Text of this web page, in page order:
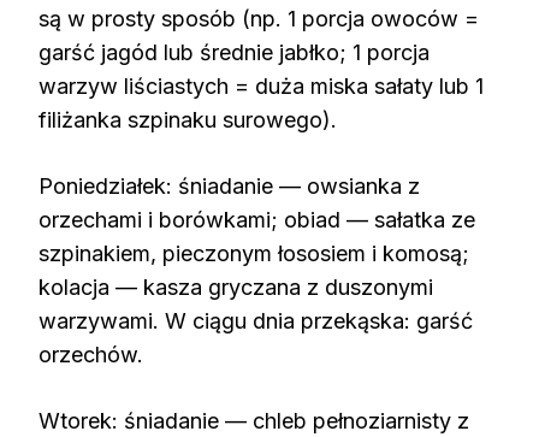
są w prosty sposób (np. 1 porcja owoców =
garść jagód lub średnie jabłko; 1 porcja
warzyw liściastych = duża miska sałaty lub 1
filiżanka szpinaku surowego).
Poniedziałek: śniadanie — owsianka z
orzechami i borówkami; obiad — sałatka ze
szpinakiem, pieczonym łososiem i komosą;
kolacja — kasza gryczana z duszonymi
warzywami. W ciągu dnia przekąska: garść
orzechów.
Wtorek: śniadanie — chleb pełnoziarnisty z